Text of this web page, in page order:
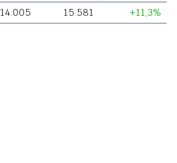
14.005 15.581 +11,3%